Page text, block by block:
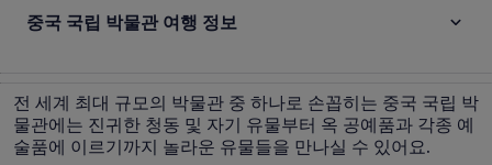
중국 국립 박물관 여행 정보
전 세계 최대 규모의 박물관 중 하나로 손꼽히는 중국 국립 박
물관에는 진귀한 청동 및 자기 유물부터 옥 공예품과 각종 예
술품에 이르기까지 놀라운 유물들을 만나실 수 있어요.